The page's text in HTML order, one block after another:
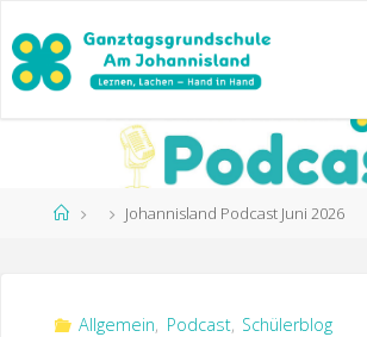
Inhalt
springen
Start Johannisland Podcast Juni 2026
Allgemein, Podcast, Schülerblog